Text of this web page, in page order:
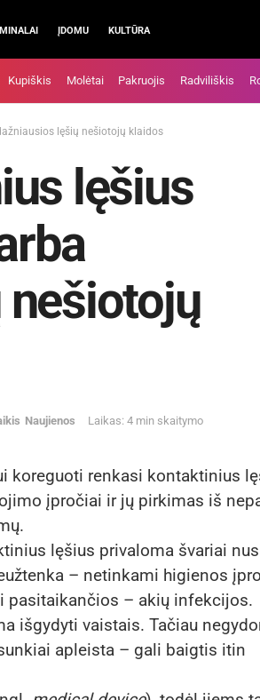
ĮDOMU KULTŪRA
Kupiškis Molėtai Pakruojis Radviliškis
lęšių nešiotojų klaidos
lęšius
Naujienos Laikas: 4 min skaitymo
koreguoti renkasi kontaktinius
įpročiai ir jų pirkimas iš
lęšius privaloma švariai
– netinkami higienos
pasitaikančios – akių infekcijos.
išgydyti vaistais. Tačiau
apleista – gali baigtis itin